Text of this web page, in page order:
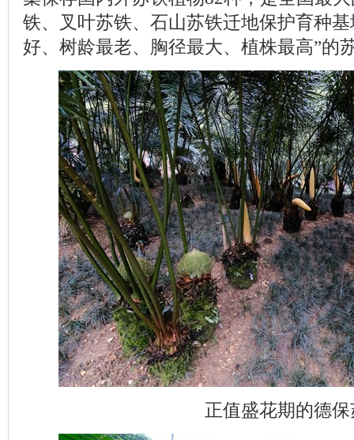
铁、叉叶苏铁、石山苏铁迁地保护育种
好、树龄最老、胸径最大、植株最高”的
正值盛花期的德